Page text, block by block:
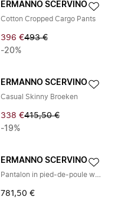
ERMANNO SCERVINO
Cotton Cropped Cargo Pants
396 €493 €
-20%
ERMANNO SCERVINO
Casual Skinny Broeken
338 €415,50 €
-19%
ERMANNO SCERVINO
Pantalon in pied-de-poule wolmix
781,50 €